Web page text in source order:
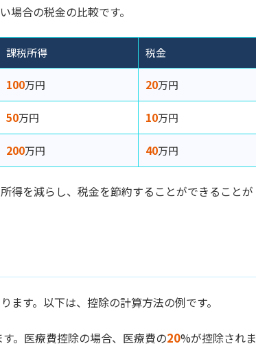
場合の税金の比較です。
課税所得 税金
100万円 20万円
50万円 10万円
200万円 40万円
得を減らし、税金を節約することができることが
す。以下は、控除の計算方法の例です。
。医療費控除の場合、医療費の20%が控除されま